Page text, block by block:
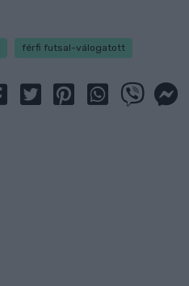
férfi futsal-válogatott